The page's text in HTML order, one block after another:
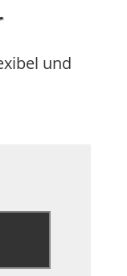
und